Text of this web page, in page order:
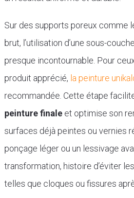
Sur des supports poreux comme
brut, l’utilisation d’une sous-
presque incontournable. Pour
produit apprécié, la peinture
recommandée. Cette étape
peinture finaleet optimise son
surfaces déjà peintes ou vernies
ponçage léger ou un lessivage
transformation, histoire d’éviter
telles que cloques ou fissures